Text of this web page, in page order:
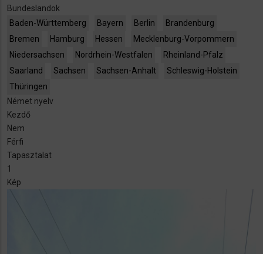
Bundeslandok
Baden-Württemberg
Bayern Berlin
Brandenburg
Bremen
Hamburg Hessen
Mecklenburg-Vorpommern
Niedersachsen
Nordrhein-Westfalen
Rheinland-Pfalz
Saarland
Sachsen Sachsen-Anhalt
Schleswig-Holstein
Thüringen
Német nyelv
Kezdő
Nem
Férfi
Tapasztalat
1
Kép